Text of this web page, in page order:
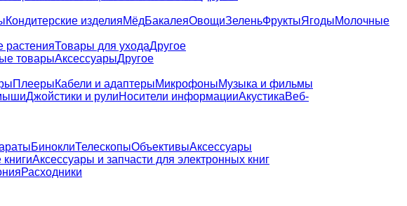
Кондитерские изделияМёдБакалеяОвощиЗеленьФруктыЯгодыМолочные
растенияТовары для уходаДругое
товарыАксессуарыДругое
ПлеерыКабели и адаптерыМикрофоныМузыка и фильмы
Джойстики и рулиНосители информацииАкустикаВеб-
БиноклиТелескопыОбъективыАксессуары
Аксессуары и запчасти для электронных книг
Расходники